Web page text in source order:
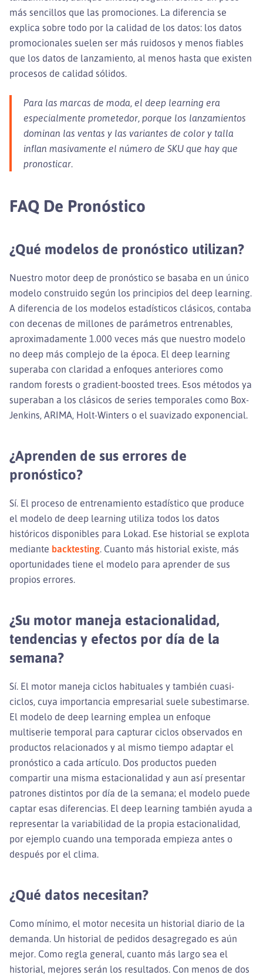
más sencillos que las promociones. La diferencia se
explica sobre todo por la calidad de los datos: los datos
promocionales suelen ser más ruidosos y menos fiables
que los datos de lanzamiento, al menos hasta que existen
procesos de calidad sólidos.
Para las marcas de moda, el deep learning era
especialmente prometedor, porque los lanzamientos
dominan las ventas y las variantes de color y talla
inflan masivamente el número de SKU que hay que
pronosticar.
FAQ De Pronóstico
¿Qué modelos de pronóstico utilizan?
Nuestro motor deep de pronóstico se basaba en un único
modelo construido según los principios del deep learning.
A diferencia de los modelos estadísticos clásicos, contaba
con decenas de millones de parámetros entrenables,
aproximadamente 1.000 veces más que nuestro modelo
no deep más complejo de la época. El deep learning
superaba con claridad a enfoques anteriores como
random forests o gradient-boosted trees. Esos métodos ya
superaban a los clásicos de series temporales como Box-
Jenkins, ARIMA, Holt-Winters o el suavizado exponencial.
¿Aprenden de sus errores de
pronóstico?
Sí. El proceso de entrenamiento estadístico que produce
el modelo de deep learning utiliza todos los datos
históricos disponibles para Lokad. Ese historial se explota
mediante backtesting. Cuanto más historial existe, más
oportunidades tiene el modelo para aprender de sus
propios errores.
¿Su motor maneja estacionalidad,
tendencias y efectos por día de la
semana?
Sí. El motor maneja ciclos habituales y también cuasi-
ciclos, cuya importancia empresarial suele subestimarse.
El modelo de deep learning emplea un enfoque
multiserie temporal para capturar ciclos observados en
productos relacionados y al mismo tiempo adaptar el
pronóstico a cada artículo. Dos productos pueden
compartir una misma estacionalidad y aun así presentar
patrones distintos por día de la semana; el modelo puede
captar esas diferencias. El deep learning también ayuda a
representar la variabilidad de la propia estacionalidad,
por ejemplo cuando una temporada empieza antes o
después por el clima.
¿Qué datos necesitan?
Como mínimo, el motor necesita un historial diario de la
demanda. Un historial de pedidos desagregado es aún
mejor. Como regla general, cuanto más largo sea el
historial, mejores serán los resultados. Con menos de dos